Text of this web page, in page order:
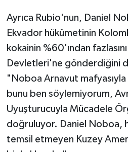
Ayrıca Rubio'nun, Daniel
Ekvador hükümetinin
kokainin %60'ından
Devletleri'ne gönderdiğini
"Noboa Arnavut
bunu ben söylemiyorum,
Uyuşturucuyla Mücadele
doğruluyor. Daniel Noboa,
temsil etmeyen Kuzey